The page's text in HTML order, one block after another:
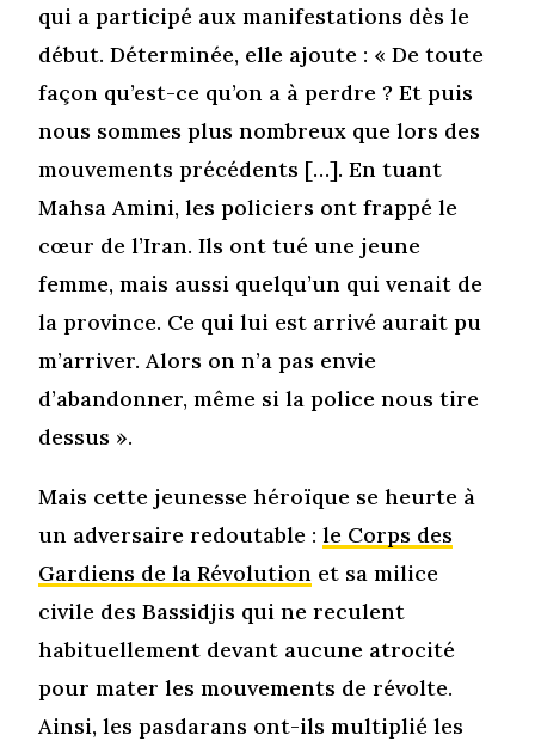
qui a participé aux manifestations dès le
début. Déterminée, elle ajoute : « De toute
façon qu’est-ce qu’on a à perdre ? Et puis
nous sommes plus nombreux que lors des
mouvements précédents […]. En tuant
Mahsa Amini, les policiers ont frappé le
cœur de l’Iran. Ils ont tué une jeune
femme, mais aussi quelqu’un qui venait de
la province. Ce qui lui est arrivé aurait pu
m’arriver. Alors on n’a pas envie
d’abandonner, même si la police nous tire
dessus ».
Mais cette jeunesse héroïque se heurte à
un adversaire redoutable :le Corps des
Gardiens de la Révolution et sa milice
civile des Bassidjis qui ne reculent
habituellement devant aucune atrocité
pour mater les mouvements de révolte.
Ainsi, les pasdarans ont-ils multiplié les